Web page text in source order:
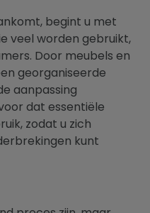
begint u met
veel worden gebruikt,
Door meubels en
georganiseerde
aanpassing
dat essentiële
zodat u zich
kunt